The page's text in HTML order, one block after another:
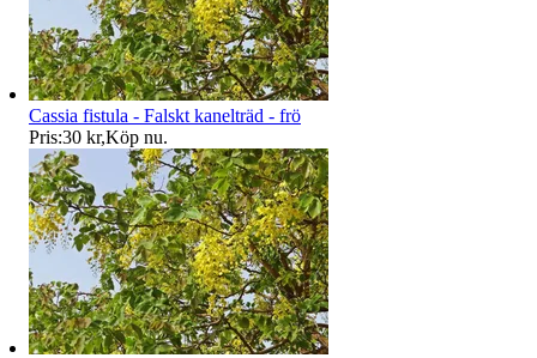
Cassia fistula - Falskt kanelträd - frö
Pris:30 kr,Köp nu.